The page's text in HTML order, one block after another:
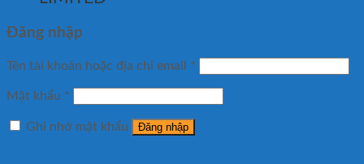
Đăng nhập
Tên tài khoản hoặc địa chỉ email *
Mật khẩu *
Ghi nhớ mật khẩu Đăng nhập